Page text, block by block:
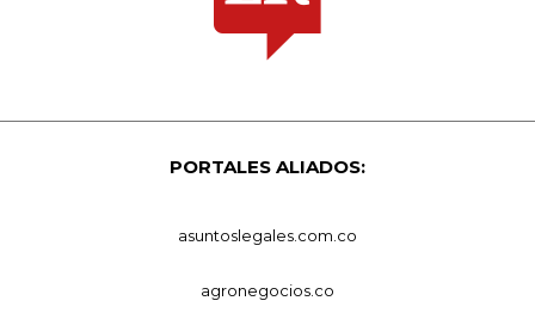
PORTALES ALIADOS:
asuntoslegales.com.co
agronegocios.co